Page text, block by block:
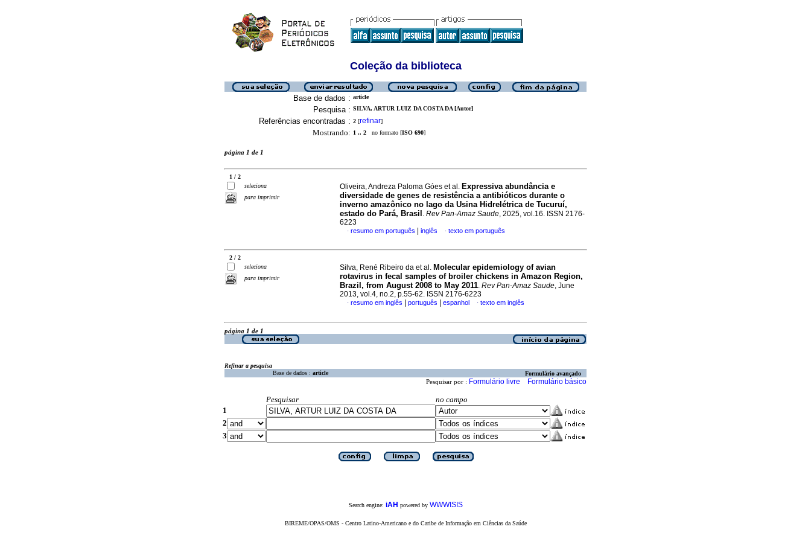
Coleção da biblioteca
Base de dados : article
Pesquisa : SILVA, ARTUR LUIZ DA COSTA DA [Autor]
Referências encontradas : 2 [refinar]
Mostrando: 1 .. 2 no formato [ISO 690]
página 1 de 1
1 / 2
seleciona
para imprimir
Oliveira, Andreza Paloma Góes et al. Expressiva abundância e
diversidade de genes de resistência a antibióticos durante o
inverno amazônico no lago da Usina Hidrelétrica de Tucuruí,
estado do Pará, Brasil . Rev Pan-Amaz Saude, 2025, vol.16. ISSN 2176-
6223
· resumo em português inglês · texto em português
2 / 2
seleciona
para imprimir
Silva, René Ribeiro da et al. Molecular epidemiology of avian
rotavirus in fecal samples of broiler chickens in Amazon Region,
Brazil, from August 2008 to May 2011. Rev Pan-Amaz Saude, June
2013, vol.4, no.2, p.55-62. ISSN 2176-6223
· resumo em inglês português espanhol · texto em inglês
página 1 de 1
Refinar a pesquisa
Base de dados : article Formulário avançado
Pesquisar por : Formulário livre Formulário básico
Pesquisar
no campo
1
2
3
Search engine: iAH powered by WWWISIS
BIREME/OPAS/OMS - Centro Latino-Americano e do Caribe de Informação em Ciências da Saúde